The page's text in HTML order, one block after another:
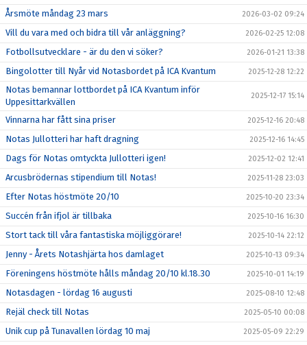
Årsmöte måndag 23 mars 2026-03-02 09:24
Vill du vara med och bidra till vår anläggning? 2026-02-25 12:08
Fotbollsutvecklare - är du den vi söker? 2026-01-21 13:38
Bingolotter till Nyår vid Notasbordet på ICA Kvantum 2025-12-28 12:22
Notas bemannar lottbordet på ICA Kvantum inför
Uppesittarkvällen
2025-12-17 15:14
Vinnarna har fått sina priser 2025-12-16 20:48
Notas Jullotteri har haft dragning 2025-12-16 14:45
Dags för Notas omtyckta Jullotteri igen! 2025-12-02 12:41
Arcusbrödernas stipendium till Notas! 2025-11-28 23:03
Efter Notas höstmöte 20/10 2025-10-20 23:34
Succén från ifjol är tillbaka 2025-10-16 16:30
Stort tack till våra fantastiska möjliggörare! 2025-10-14 22:12
Jenny - Årets Notashjärta hos damlaget 2025-10-13 09:34
Föreningens höstmöte hålls måndag 20/10 kl.18.30 2025-10-01 14:19
Notasdagen - lördag 16 augusti 2025-08-10 12:48
Rejäl check till Notas 2025-05-10 00:08
Unik cup på Tunavallen lördag 10 maj 2025-05-09 22:29